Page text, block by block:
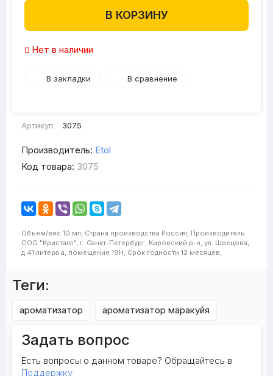
В КОРЗИНУ
Нет в наличии
В закладки В сравнение
Артикул: 3075
Производитель: Etol
Код товара: 3075
Объем/вес 10 мл, Страна производства Россия, Производитель
ООО "Кристалл", г. Санкт-Петербург, Кировский р-н, ул. Швецова,
д 41 литера а, помещение 19Н, Срок годности 12 месяцев,
Теги:
ароматизатор ароматизатор маракуйя
Задать вопрос
Есть вопросы о данном товаре? Обращайтесь в
Поддержку